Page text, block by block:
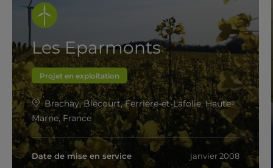
Les Eparmonts
Projet en exploitation
Brachay, Blécourt, Ferrière-et-Lafolie, Haute-
Marne, France
Date de mise en service
janvier 2008